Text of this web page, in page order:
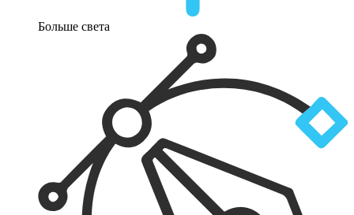
Больше света